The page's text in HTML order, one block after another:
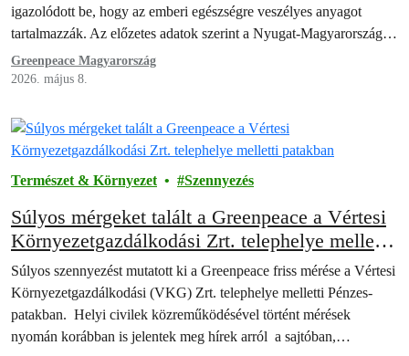
igazolódott be, hogy az emberi egészségre veszélyes anyagot
tartalmazzák. Az előzetes adatok szerint a Nyugat-Magyarországon
található…
Greenpeace Magyarország
2026. május 8.
Természet & Környezet Szennyezés
Súlyos mérgeket talált a Greenpeace a Vértesi
Környezetgazdálkodási Zrt. telephelye melletti
patakban
Súlyos szennyezést mutatott ki a Greenpeace friss mérése a Vértesi
Környezetgazdálkodási (VKG) Zrt. telephelye melletti Pénzes-
patakban. Helyi civilek közreműködésével történt mérések
nyomán korábban is jelentek meg hírek arról a sajtóban,…